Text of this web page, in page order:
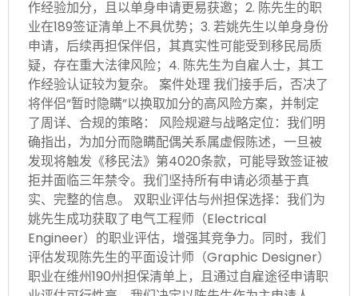
作经验加分，且以单身申请更易获邀；2. 陈先生的职
业在189签证清单上不具优势；3. 若姚先生以单身身份
申请，后续再担保伴侣，其真实性可能受到移民局质
疑，存在重大法律风险；4. 陈先生为自雇人士，其工
作经验认证较为复杂。 案件处理 我们接手后，否决了
将伴侣“暂时隐瞒”以换取加分的高风险方案，并制定
了周详、合规的策略： 风险规避与战略定位：我们明
确指出，为加分而隐瞒配偶关系属虚假陈述，一旦被
发现将触发《移民法》第4020条款，可能导致签证被
拒并面临三年禁令。我们坚持所有申请必须基于真
实、完整的信息。 双职业评估与州担保选择：我们为
姚先生成功获取了电气工程师（Electrical
Engineer）的职业评估，增强其竞争力。同时，我们
评估发现陈先生的平面设计师（Graphic Designer）
职业在维州190州担保清单上，且通过自雇途径申请职